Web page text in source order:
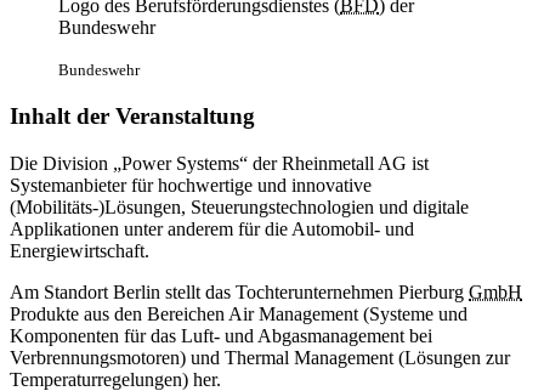
Logo des Berufsförderungsdienstes ( BFD) der
Bundeswehr
Bundeswehr
Inhalt der Veranstaltung
Die Division „Power Systems“ der Rheinmetall AG ist
Systemanbieter für hochwertige und innovative
(Mobilitäts-)Lösungen, Steuerungstechnologien und digitale
Applikationen unter anderem für die Automobil- und
Energiewirtschaft.
Am Standort Berlin stellt das Tochterunternehmen Pierburg GmbH
Produkte aus den Bereichen Air Management (Systeme und
Komponenten für das Luft- und Abgasmanagement bei
Verbrennungsmotoren) und Thermal Management (Lösungen zur
Temperaturregelungen) her.